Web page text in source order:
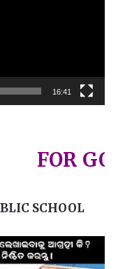
16:41
FOR GOVT
SCHOOL